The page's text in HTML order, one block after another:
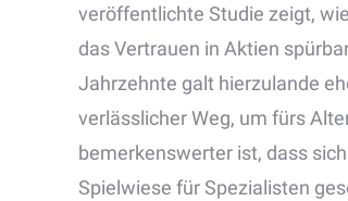
veröffentlichte Studie zeigt,
das Vertrauen in Aktien
Jahrzehnte galt hierzulande
verlässlicher Weg, um fürs
bemerkenswerter ist, dass
Spielwiese für Spezialisten